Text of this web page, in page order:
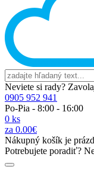
Neviete si rady?
0905 952 941
Po-Pia - 8:00 - 16:00
0 ks
za 0.00€
Nákupný košík je
Potrebujete poradiť?